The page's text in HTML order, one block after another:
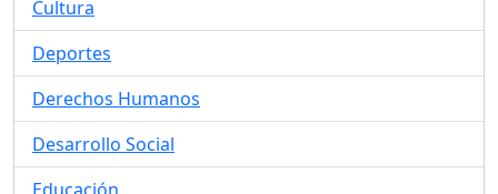
Cultura
Deportes
Derechos Humanos
Desarrollo Social